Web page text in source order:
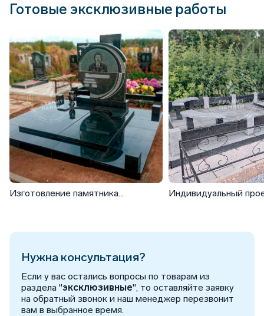
Готовые эксклюзивные работы
Изготовление памятника
Индивидуальный
Нужна консультация?
Если у вас остались вопросы по товарам из
раздела "эксклюзивные", то оставляйте заявку
на обратный звонок и наш менеджер перезвонит
вам в выбранное время.